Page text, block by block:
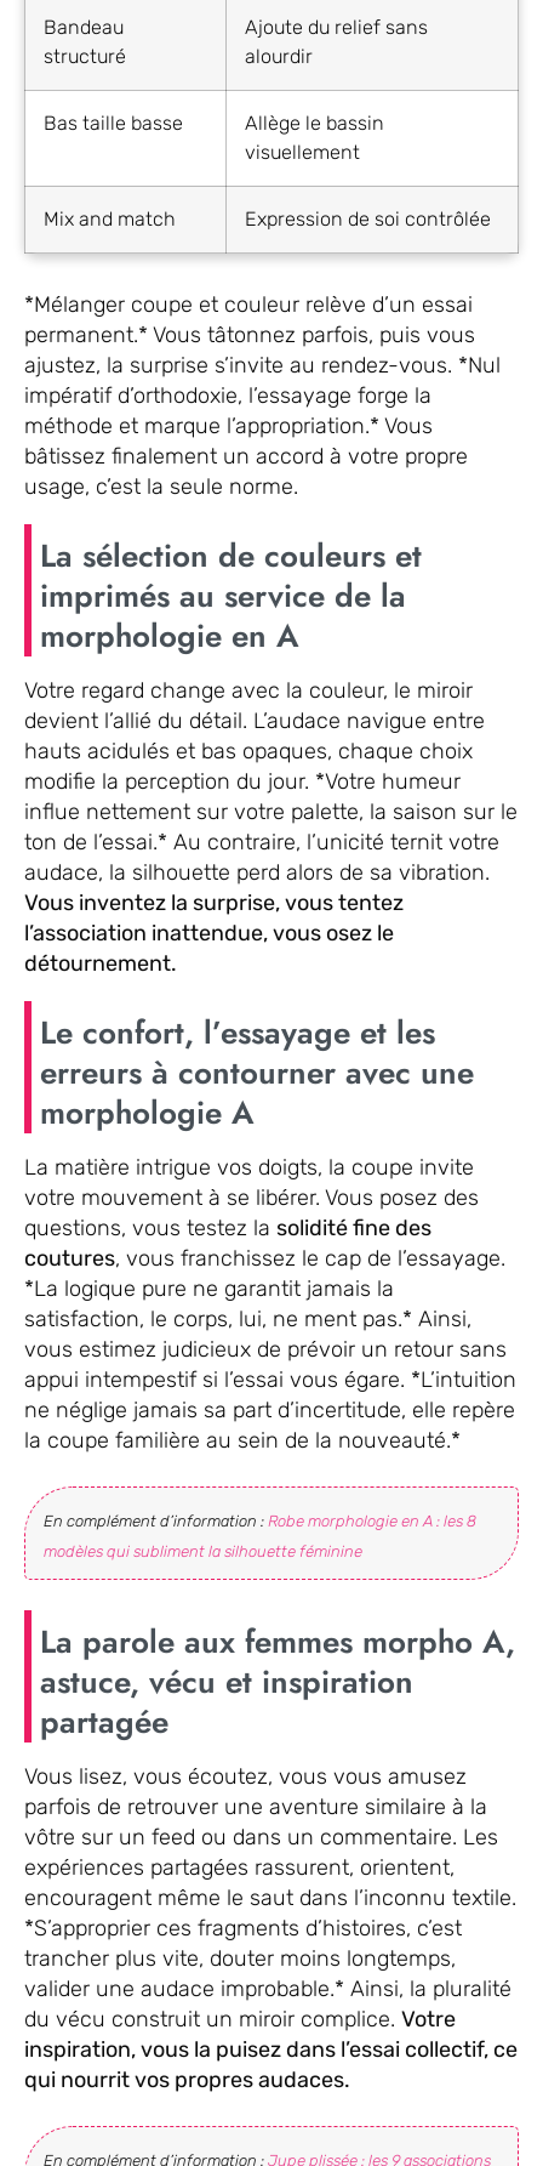
Bandeau
structuré
Ajoute du relief sans
alourdir
Bas taille basse
Allège le bassin
visuellement
Mix and match Expression de soi contrôlée
*Mélanger coupe et couleur relève d’un essai
permanent.* Vous tâtonnez parfois, puis vous
ajustez, la surprise s’invite au rendez-vous. *Nul
impératif d’orthodoxie, l’essayage forge la
méthode et marque l’appropriation.* Vous
bâtissez finalement un accord à votre propre
usage, c’est la seule norme.
La sélection de couleurs et
imprimés au service de la
morphologie en A
Votre regard change avec la couleur, le miroir
devient l’allié du détail. L’audace navigue entre
hauts acidulés et bas opaques, chaque choix
modifie la perception du jour. *Votre humeur
influe nettement sur votre palette, la saison sur le
ton de l’essai.* Au contraire, l’unicité ternit votre
audace, la silhouette perd alors de sa vibration.
Vous inventez la surprise, vous tentez
l’association inattendue, vous osez le
détournement.
Le confort, l’essayage et les
erreurs à contourner avec une
morphologie A
La matière intrigue vos doigts, la coupe invite
votre mouvement à se libérer. Vous posez des
questions, vous testez la solidité fine des
coutures, vous franchissez le cap de l’essayage.
*La logique pure ne garantit jamais la
satisfaction, le corps, lui, ne ment pas.* Ainsi,
vous estimez judicieux de prévoir un retour sans
appui intempestif si l’essai vous égare. *L’intuition
ne néglige jamais sa part d’incertitude, elle repère
la coupe familière au sein de la nouveauté.*
En complément d’information : Robe morphologie en A : les 8
modèles qui subliment la silhouette féminine
La parole aux femmes morpho A,
astuce, vécu et inspiration
partagée
Vous lisez, vous écoutez, vous vous amusez
parfois de retrouver une aventure similaire à la
vôtre sur un feed ou dans un commentaire. Les
expériences partagées rassurent, orientent,
encouragent même le saut dans l’inconnu textile.
*S’approprier ces fragments d’histoires, c’est
trancher plus vite, douter moins longtemps,
valider une audace improbable.* Ainsi, la pluralité
du vécu construit un miroir complice. Votre
inspiration, vous la puisez dans l’essai collectif, ce
qui nourrit vos propres audaces.
En complément d’information : Jupe plissée : les 9 associations